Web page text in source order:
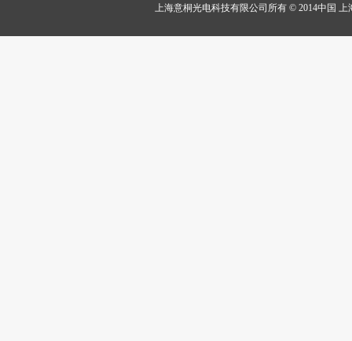
上海意桐光电科技有限公司所有 © 2014中国